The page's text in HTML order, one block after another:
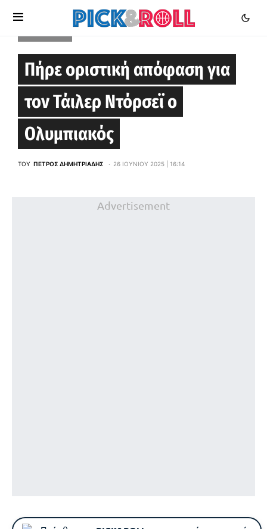
Πήρε οριστική απόφαση για
τον Τάιλερ Ντόρσεϊ ο
Ολυμπιακός
ΤΟΥ ΠΈΤΡΟΣ ΔΗΜΗΤΡΙΆΔΗΣ 26 ΙΟΥΝΊΟΥ 2025 | 16:14
Advertisement